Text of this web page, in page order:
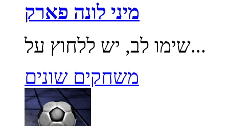
מיני לונה פארק
שימו לב, יש ללחוץ על...
משחקים שונים